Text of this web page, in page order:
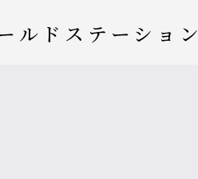
ルドステーション